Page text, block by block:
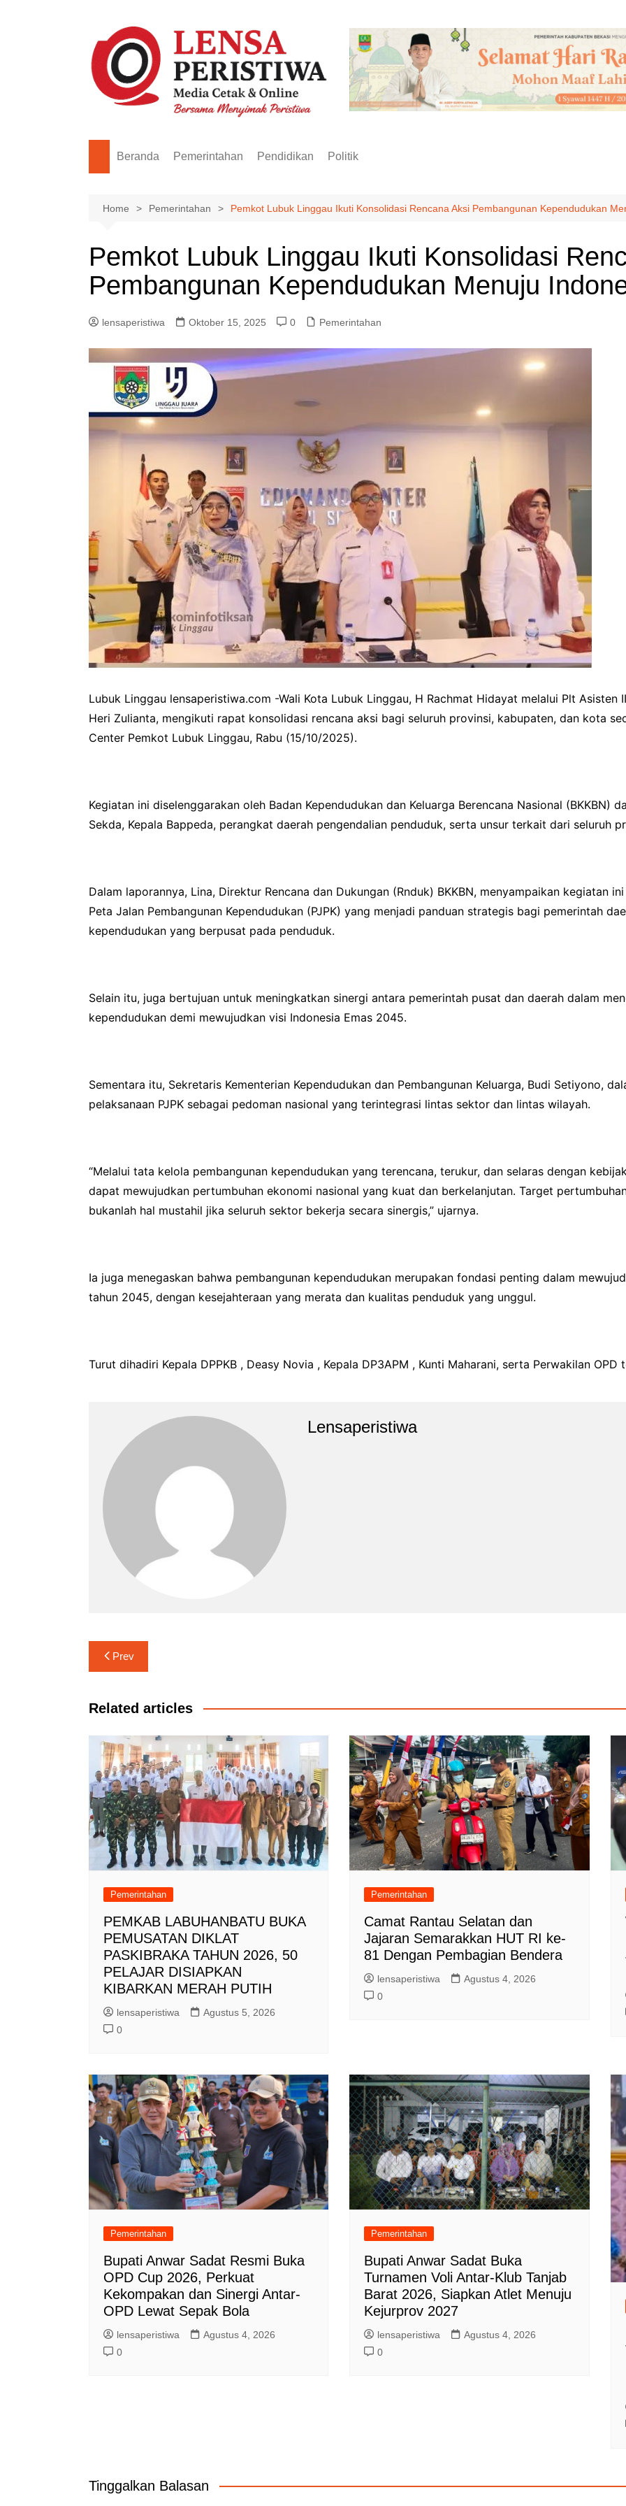
Beranda Pemerintahan Pendidikan Politik
Home Pemerintahan Pemkot Lubuk Linggau Ikuti Konsolidasi Rencana Aksi Pembangunan Kependudukan
Pemkot Lubuk Linggau Ikuti Konsolidasi
Pembangunan Kependudukan Menuju
lensaperistiwa Oktober 15, 2025 0 Pemerintahan
Lubuk Linggau lensaperistiwa.com -Wali Kota Lubuk Linggau, H Rachmat Hidayat melalui Plt Asisten
Heri Zulianta, mengikuti rapat konsolidasi rencana aksi bagi seluruh provinsi, kabupaten, dan kota
Center Pemkot Lubuk Linggau, Rabu (15/10/2025).
Kegiatan ini diselenggarakan oleh Badan Kependudukan dan Keluarga Berencana Nasional (BKKBN)
Sekda, Kepala Bappeda, perangkat daerah pengendalian penduduk, serta unsur terkait dari seluruh
Dalam laporannya, Lina, Direktur Rencana dan Dukungan (Rnduk) BKKBN, menyampaikan kegiatan
Peta Jalan Pembangunan Kependudukan (PJPK) yang menjadi panduan strategis bagi pemerintah
kependudukan yang berpusat pada penduduk.
Selain itu, juga bertujuan untuk meningkatkan sinergi antara pemerintah pusat dan daerah dalam
kependudukan demi mewujudkan visi Indonesia Emas 2045.
Sementara itu, Sekretaris Kementerian Kependudukan dan Pembangunan Keluarga, Budi Setiyono,
pelaksanaan PJPK sebagai pedoman nasional yang terintegrasi lintas sektor dan lintas wilayah.
“Melalui tata kelola pembangunan kependudukan yang terencana, terukur, dan selaras dengan
dapat mewujudkan pertumbuhan ekonomi nasional yang kuat dan berkelanjutan. Target
bukanlah hal mustahil jika seluruh sektor bekerja secara sinergis,” ujarnya.
Ia juga menegaskan bahwa pembangunan kependudukan merupakan fondasi penting dalam
tahun 2045, dengan kesejahteraan yang merata dan kualitas penduduk yang unggul.
Turut dihadiri Kepala DPPKB , Deasy Novia , Kepala DP3APM , Kunti Maharani, serta Perwakilan OPD
Lensaperistiwa
Navigasi
pos
Prev
Related articles
Pemerintahan
PEMKAB LABUHANBATU BUKA
PEMUSATAN DIKLAT
PASKIBRAKA TAHUN 2026, 50
PELAJAR DISIAPKAN
KIBARKAN MERAH PUTIH
lensaperistiwa
Agustus 5, 2026
0
Pemerintahan
Camat Rantau Selatan dan
Jajaran Semarakkan HUT RI ke-
81 Dengan Pembagian Bendera
lensaperistiwa
Agustus 4, 2026
0
Pemerintahan
Bupati Anwar Sadat Resmi Buka
OPD Cup 2026, Perkuat
Kekompakan dan Sinergi Antar-
OPD Lewat Sepak Bola
lensaperistiwa
Agustus 4, 2026
0
Pemerintahan
Bupati Anwar Sadat Buka
Turnamen Voli Antar-Klub Tanjab
Barat 2026, Siapkan Atlet Menuju
Kejurprov 2027
lensaperistiwa
Agustus 4, 2026
0
Tinggalkan Balasan